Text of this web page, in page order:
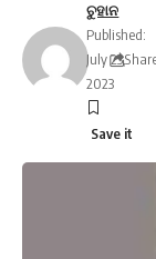
ଚୁହାନ
Published:
July 23,
2023